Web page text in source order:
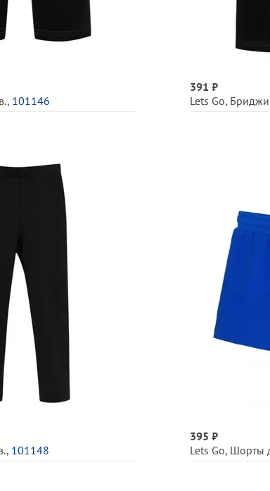
, 101146
391 ₽
Lets Go,
, 101148
395 ₽
Lets Go, Шорты